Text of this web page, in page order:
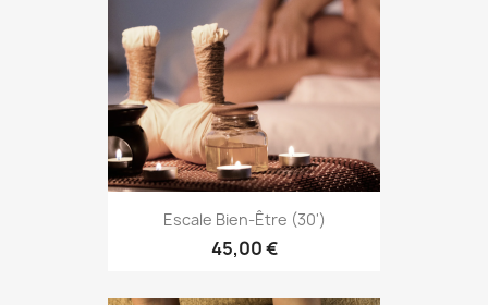
Escale Bien-Être (30')
45,00 €